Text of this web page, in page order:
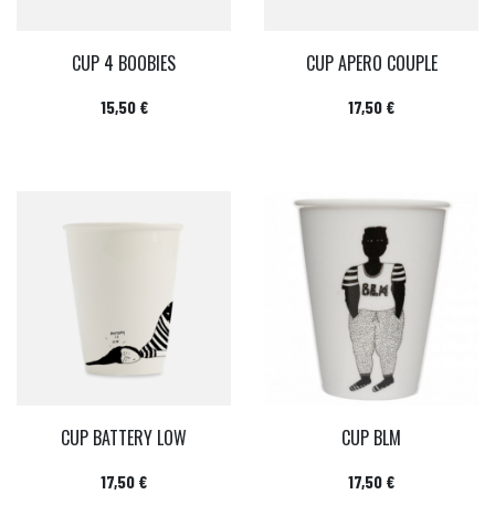
CUP 4 BOOBIES
Prix
15,50 €
CUP APERO COUPLE
Prix
17,50 €
CUP BATTERY LOW
Prix
17,50 €
CUP BLM
Prix
17,50 €